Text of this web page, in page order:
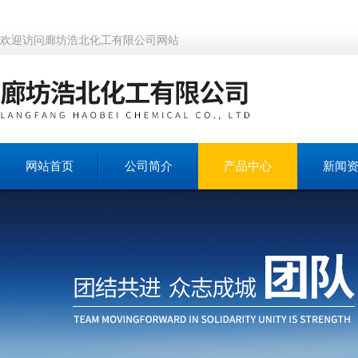
欢迎访问廊坊浩北化工有限公司网站
网站首页 公司简介 产品中心 新闻